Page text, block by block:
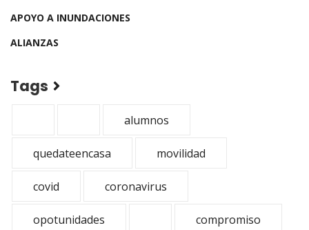
APOYO A INUNDACIONES
ALIANZAS
Tags
alumnos
quedateencasa movilidad
covid coronavirus
opotunidades compromiso